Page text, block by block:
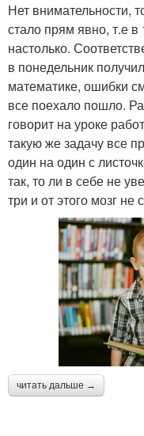
Нет внимательности,
стало прям явно, т.е
настолько.
в понедельник
математике, ошибки
все поехало пошло.
говорит на уроке
такую же задачу все
один на один с
так, то ли в себе не
три и от этого мозг
читать дальше →